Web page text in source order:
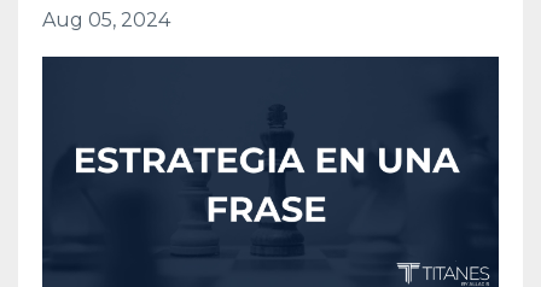
Aug 05, 2024